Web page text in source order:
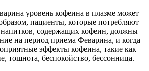
уровень кофеина в плазме может
пациенты, которые потребляют
напитков, содержащих кофеин, должны
на период приема Феварина, и когда
эффекты кофеина, такие как
тошнота, беспокойство, бессонница.